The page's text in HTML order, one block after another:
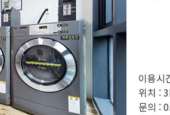
이용시
위치 :
문의 :